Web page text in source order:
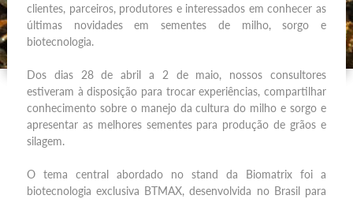
FALE CONOSCO
clientes, parceiros, produtores e interessados em conhecer as
últimas novidades em sementes de milho, sorgo e
biotecnologia.
Dos dias 28 de abril a 2 de maio, nossos consultores
estiveram à disposição para trocar experiências, compartilhar
conhecimento sobre o manejo da cultura do milho e sorgo e
apresentar as melhores sementes para produção de grãos e
silagem.
O tema central abordado no stand da Biomatrix foi a
biotecnologia exclusiva BTMAX, desenvolvida no Brasil para